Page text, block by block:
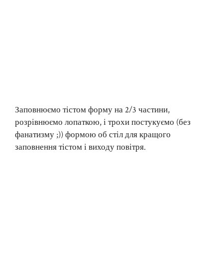
Заповнюємо тістом форму на 2/3 частини,
розрівнюємо лопаткою, і трохи постукуємо (без
фанатизму ;)) формою об стіл для кращого
заповнення тістом і виходу повітря.